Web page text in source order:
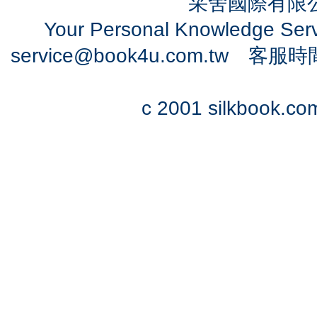
Your Personal Knowledge
service@book4u.com.tw客服時
c 2001